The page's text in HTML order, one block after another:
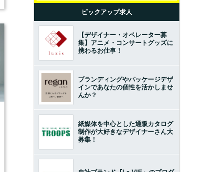
ピックアップ求人
【デザイナー・オペレーター募
集】アニメ・コンサートグッズに
携わるお仕事！
ブランディングやパッケージデザ
インであなたの個性を活かしませ
んか？
紙媒体を中心とした通販カタログ
制作が大好きなデザイナーさん大
募集！